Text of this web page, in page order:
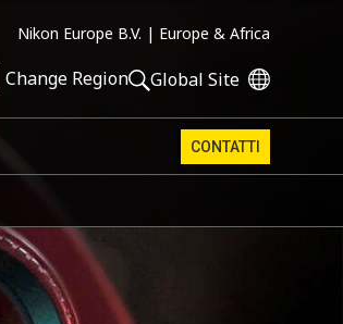
Nikon Europe B.V. | Europe & Africa
Change Region Global Site
CONTATTI